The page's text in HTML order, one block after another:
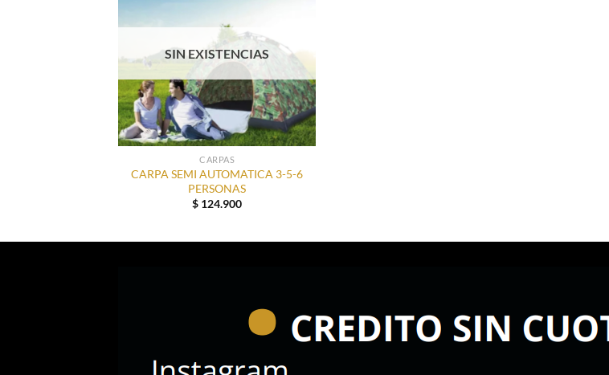
SIN EXISTENCIAS
CARPAS
CARPA SEMI AUTOMATICA 3-5-6
PERSONAS
$ 124.900